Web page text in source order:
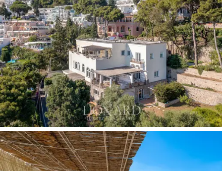
unabhängige Apartmentsmit großzügigen Open-
Space-Salons sowie fein ausgestatteten Küchen oder
Kitchenettes. Im Erdgeschoss befinden sich die ersten
3 Einheiten, darunter ein Apartment von104 m² mit 3
Schlafzimmern und einer spektakulären Terrasse mit
Ausrichtung zum Meer, flankiert von einer zweiten
Einheit auf2 Ebenen mit 105 m²und internem Patio
sowie einer dritten Residenz von85 m² mit 2
Schlafzimmern. Jeder Raum zeichnet sich durch
hochwertige Ausstattungen und lichtdurchflutete
Öffnungen aus, die die wechselnden Farben der
umgebenden Landschaft einfangen.